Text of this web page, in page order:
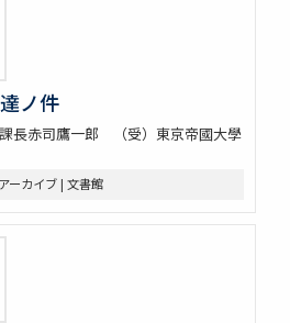
ノ件
課長赤司鷹一郎 （受）東京帝國大學
ーカイブ | 文書館